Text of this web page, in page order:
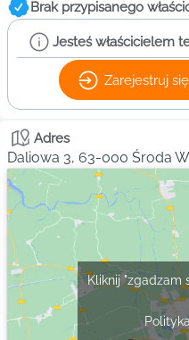
Brak przypisanego
Jesteś właścicielem
Zarejestruj
Adres
Daliowa 3, 63-000 Środa
Kliknij "zgadzam